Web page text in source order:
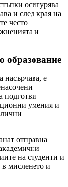
осигурява
и след края на
често
и
образование
насърчава, е
подготви
умения и
отправна
на студенти и
мисленето и